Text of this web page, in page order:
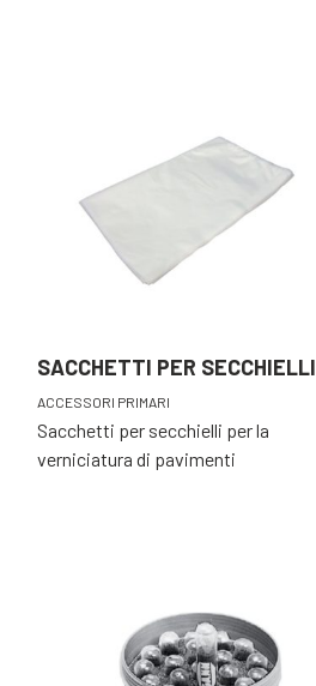
SACCHETTI PER SECCHIELLI
ACCESSORI PRIMARI
Sacchetti per secchielli per la
verniciatura di pavimenti